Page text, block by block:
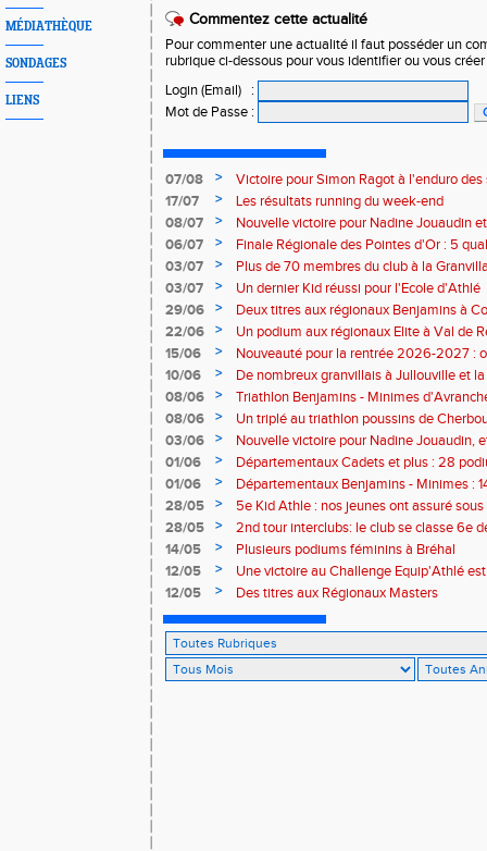
MÉDIATHÈQUE
SONDAGES
LIENS
Commentez cette actualité
Pour commenter une actualité il faut posséder un
rubrique ci-dessous pour vous identifier ou vous
Login (Email)
:
Mot de Passe :
07/08 >
Victoire pour Simon Ragot à l'enduro des
17/07
>
Les résultats running du week-end
08/07
>
Nouvelle victoire pour Nadine Jouaudin
06/07
>
Finale Régionale des Pointes d'Or : 5
03/07
>
Plus de 70 membres du club à la
03/07
>
Un dernier Kid réussi pour l'Ecole d'Athlé
29/06
>
Deux titres aux régionaux Benjamins à
22/06
>
Un podium aux régionaux Elite à Val de
15/06
>
Nouveauté pour la rentrée 2026-2027 :
Baby Athlé
10/06 >
De nombreux granvillais à Jullouville et
Jouaudin et Marius Delchard
08/06 >
Triathlon Benjamins - Minimes
victoire
08/06 >
Un triplé au triathlon poussins de
03/06
>
Nouvelle victoire pour Nadine Jouaudin,
granvillais à Saint-Loup
01/06 >
Départementaux Cadets et plus : 28
01/06
>
Départementaux Benjamins - Minimes :
28/05
>
5e Kid Athle : nos jeunes ont assuré
28/05
>
2nd tour interclubs: le club se classe 6e
14/05
>
Plusieurs podiums féminins à Bréhal
12/05
>
Une victoire au Challenge Equip'Athlé
12/05
> Des titres aux Régionaux Masters